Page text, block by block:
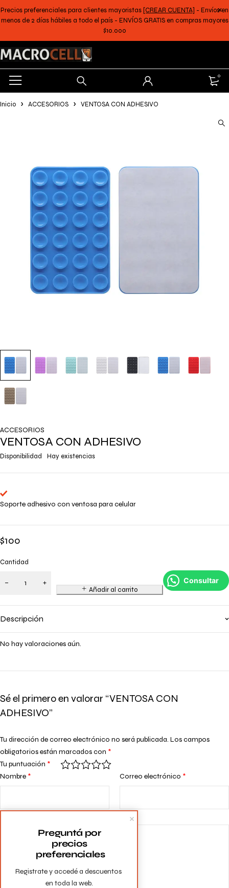
Precios preferenciales para clientes mayoristas [CREAR CUENTA] - Envíos en
menos de 2 días hábiles a todo el país - ENVÍOS GRATIS en compras mayores
$10.000
0
Inicio ACCESORIOS VENTOSA CON ADHESIVO
ACCESORIOS
VENTOSA CON ADHESIVO
Disponibilidad Hay existencias
Soporte adhesivo con ventosa para celular
$100
Cantidad
Añadir al carrito
Consultar
Descripción
No hay valoraciones aún.
Sé el primero en valorar “VENTOSA CON
ADHESIVO”
Tu dirección de correo electrónico no será publicada. Los campos
obligatorios están marcados con *
Tu puntuación *
Nombre * Correo electrónico *
Registrate y accedé a descuentos
en toda la web.
Preguntá por
precios
preferenciales